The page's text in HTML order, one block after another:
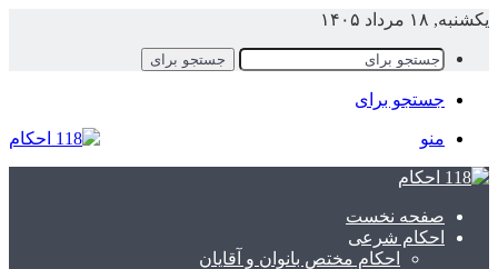
یکشنبه, ۱۸ مرداد ۱۴۰۵
جستجو برای
جستجو برای
منو
صفحه نخست
احکام شرعی
احکام مختص بانوان و آقایان